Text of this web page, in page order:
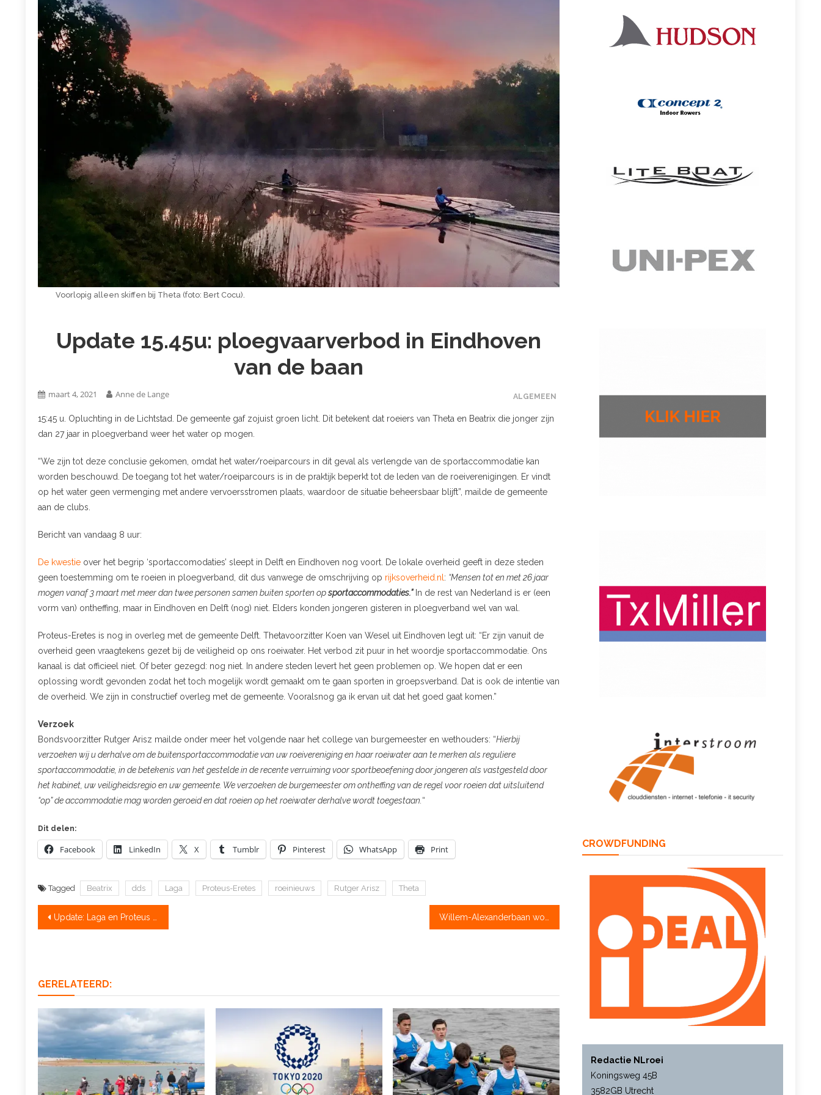
Voorlopig alleen skiffen bij Theta (foto: Bert Cocu).
Update 15.45u: ploegvaarverbod in Eindhoven
van de baan
ALGEMEEN
maart 4, 2021 Anne de Lange
15:45 u. Opluchting in de Lichtstad. De gemeente gaf zojuist groen licht. Dit betekent dat roeiers van Theta en Beatrix die jonger zijn
dan 27 jaar in ploegverband weer het water op mogen.
“We zijn tot deze conclusie gekomen, omdat het water/roeiparcours in dit geval als verlengde van de sportaccommodatie kan
worden beschouwd. De toegang tot het water/roeiparcours is in de praktijk beperkt tot de leden van de roeiverenigingen. Er vindt
op het water geen vermenging met andere vervoersstromen plaats, waardoor de situatie beheersbaar blijft”, mailde de gemeente
aan de clubs.
Bericht van vandaag 8 uur:
De kwestie over het begrip ‘sportaccomodaties’ sleept in Delft en Eindhoven nog voort. De lokale overheid geeft in deze steden
geen toestemming om te roeien in ploegverband, dit dus vanwege de omschrijving op rijksoverheid.nl: “Mensen tot en met 26 jaar
mogen vanaf 3 maart met meer dan twee personen samen buiten sporten opsportaccommodaties.”In de rest van Nederland is er (een
vorm van) ontheffing, maar in Eindhoven en Delft (nog) niet. Elders konden jongeren gisteren in ploegverband wel van wal.
Proteus-Eretes is nog in overleg met de gemeente Delft. Thetavoorzitter Koen van Wesel uit Eindhoven legt uit: “Er zijn vanuit de
overheid geen vraagtekens gezet bij de veiligheid op ons roeiwater. Het verbod zit puur in het woordje sportaccommodatie. Ons
kanaal is dat officieel niet. Of beter gezegd: nog niet. In andere steden levert het geen problemen op. We hopen dat er een
oplossing wordt gevonden zodat het toch mogelijk wordt gemaakt om te gaan sporten in groepsverband. Dat is ook de intentie van
de overheid. We zijn in constructief overleg met de gemeente. Vooralsnog ga ik ervan uit dat het goed gaat komen.”
Verzoek
Bondsvoorzitter Rutger Arisz mailde onder meer het volgende naar het college van burgemeester en wethouders: “Hierbij
verzoeken wij u derhalve om de buitensportaccommodatie van uw roeivereniging en haar roeiwater aan te merken als reguliere
sportaccommodatie, in de betekenis van het gestelde in de recente verruiming voor sportbeoefening door jongeren als vastgesteld door
het kabinet, uw veiligheidsregio en uw gemeente. We verzoeken de burgemeester om ontheffing van de regel voor roeien dat uitsluitend
“op” de accommodatie mag worden geroeid en dat roeien op het roeiwater derhalve wordt toegestaan. “
Dit delen:
Facebook LinkedIn X Tumblr Pinterest WhatsApp Print
Tagged Beatrix dds Laga Proteus-Eretes roeinieuws Rutger Arisz Theta
Bericht
Update: Laga en Proteus toch weer het water op
GERELATEERD:
CROWDFUNDING
Redactie NLroei
Koningsweg 45B
3582GB Utrecht